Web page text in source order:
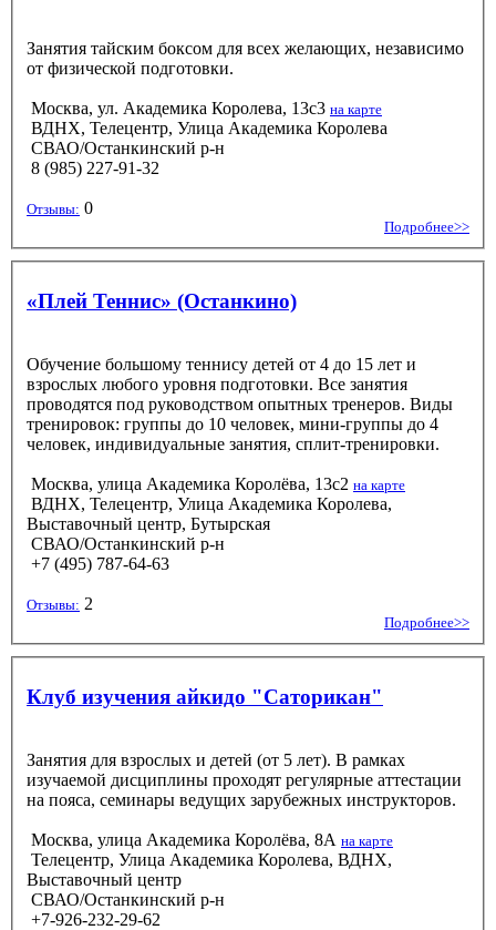
Занятия тайским боксом для всех желающих, независимо
от физической подготовки.
Москва, ул. Академика Королева, 13с3 на карте
ВДНХ, Телецентр, Улица Академика Королева
СВАО/Останкинский р-н
8 (985) 227-91-32
Отзывы: 0
Подробнее>>
«Плей Теннис» (Останкино)
Обучение большому теннису детей от 4 до 15 лет и
взрослых любого уровня подготовки. Все занятия
проводятся под руководством опытных тренеров. Виды
тренировок: группы до 10 человек, мини-группы до 4
человек, индивидуальные занятия, сплит-тренировки.
Москва, улица Академика Королёва, 13с2 на карте
ВДНХ, Телецентр, Улица Академика Королева,
Выставочный центр, Бутырская
СВАО/Останкинский р-н
+7 (495) 787-64-63
Отзывы: 2
Подробнее>>
Клуб изучения айкидо "Саторикан"
Занятия для взрослых и детей (от 5 лет). В рамках
изучаемой дисциплины проходят регулярные аттестации
на пояса, семинары ведущих зарубежных инструкторов.
Москва, улица Академика Королёва, 8А на карте
Телецентр, Улица Академика Королева, ВДНХ,
Выставочный центр
СВАО/Останкинский р-н
+7-926-232-29-62